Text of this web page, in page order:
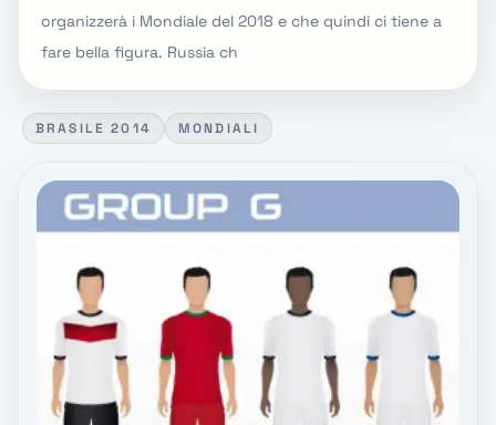
organizzerà i Mondiale del 2018 e che quindi ci tiene a
fare bella figura. Russia ch
BRASILE 2014 MONDIALI